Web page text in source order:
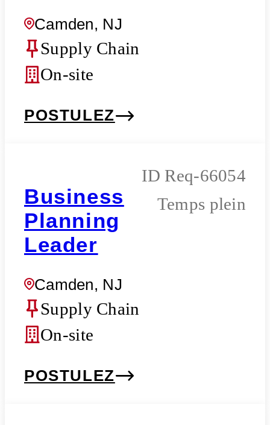
Camden, NJ
Supply Chain
On-site
POSTULEZ
Business
Planning
Leader
Camden, NJ
Req-66054
Temps plein
Supply Chain
On-site
POSTULEZ